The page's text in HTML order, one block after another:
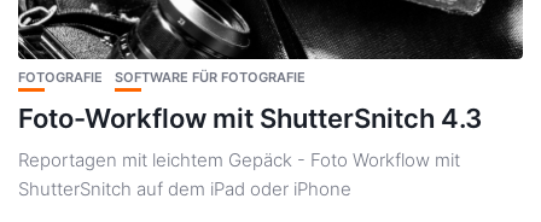
FOTOGRAFIE SOFTWARE FÜR FOTOGRAFIE
Foto-Workflow mit ShutterSnitch 4.3
Reportagen mit leichtem Gepäck - Foto Workflow mit
ShutterSnitch auf dem iPad oder iPhone